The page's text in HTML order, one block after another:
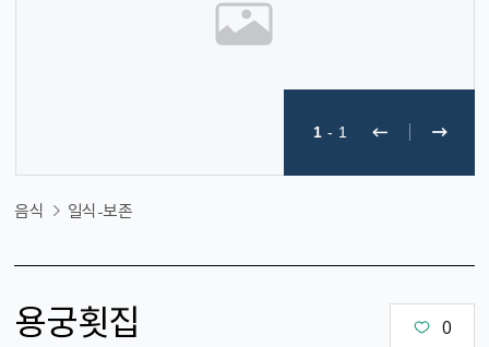
1 - 1
음식 일식-보존
용궁횟집 0